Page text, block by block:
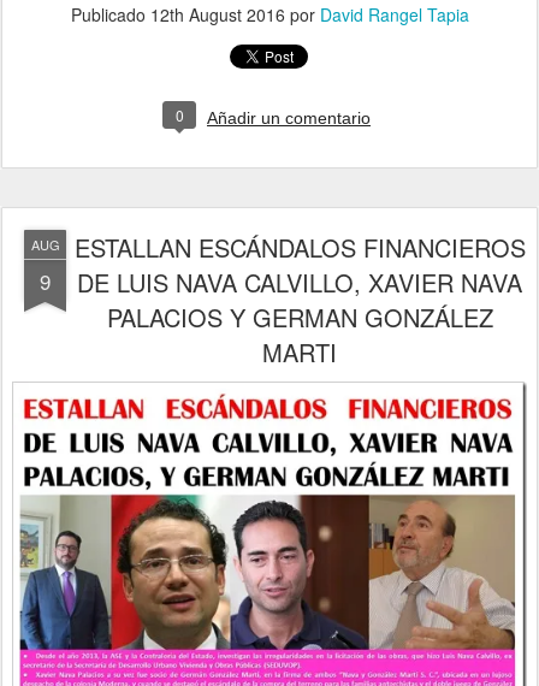
Publicado 12th August 2016 por David Rangel Tapia
0 Añadir un comentario
AUG
9
ESTALLAN ESCÁNDALOS FINANCIEROS
DE LUIS NAVA CALVILLO, XAVIER NAVA
PALACIOS Y GERMAN GONZÁLEZ
MARTI